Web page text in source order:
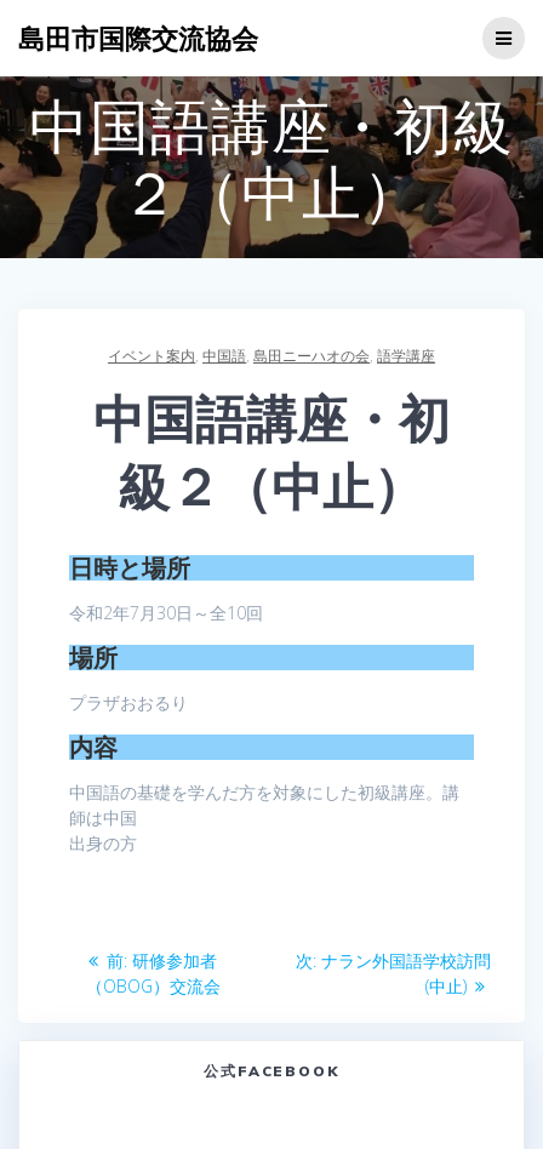
ン
ツ
へ
ス
キ
ッ
プ
島田市国際交流協会
中国語講座・初級
２（中止）
イベント案内, 中国語, 島田ニーハオの会, 語学講座
中国語講座・初
級２（中止）
日時と場所
令和2年7月30日～全10回
場所
プラザおおるり
内容
中国語の基礎を学んだ方を対象にした初級講座。講
師は中国
出身の方
前: 前
の
研修参加者
（OBOG）交流会
次: 次
ナラン外国語学校訪問
(中止)
公式FACEBOOK